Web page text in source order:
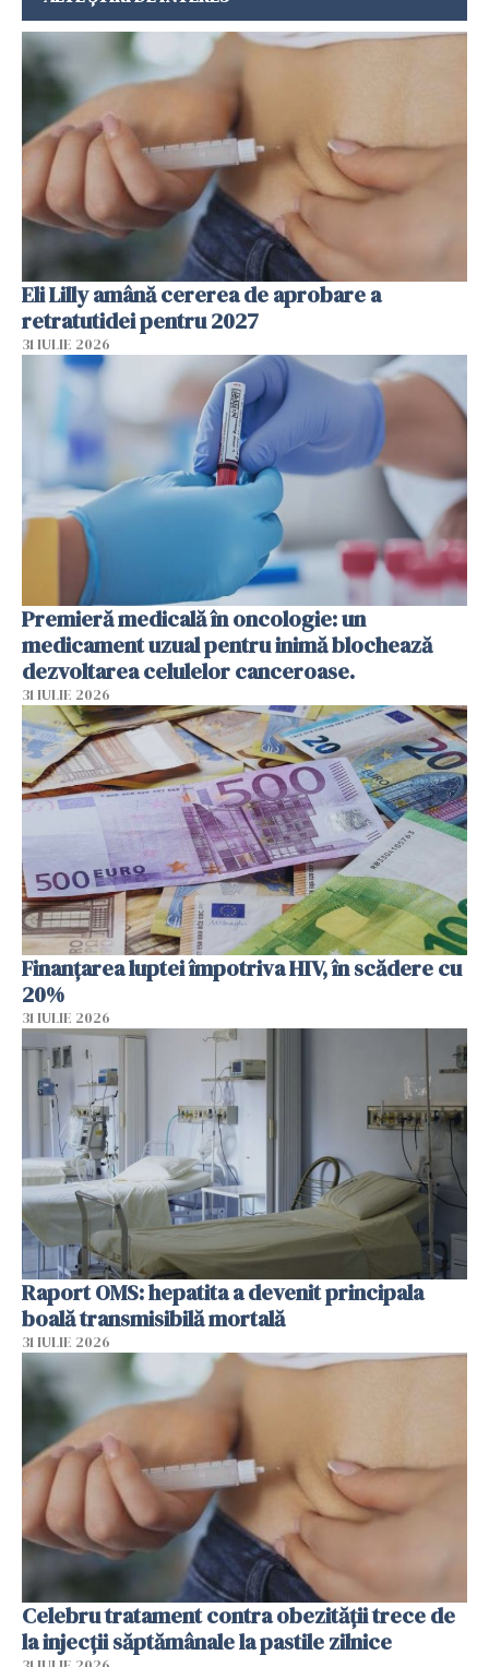
Eli Lilly amână cererea de aprobare a
retratutidei pentru 2027
31 IULIE 2026
Premieră medicală în oncologie: un
medicament uzual pentru inimă blochează
dezvoltarea celulelor canceroase.
31 IULIE 2026
Finanțarea luptei împotriva HIV, în scădere cu
20%
31 IULIE 2026
Raport OMS: hepatita a devenit principala
boală transmisibilă mortală
31 IULIE 2026
Celebru tratament contra obezității trece de
la injecții săptămânale la pastile zilnice